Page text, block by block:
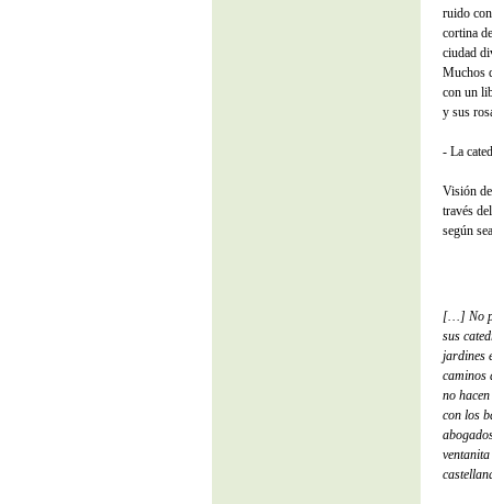
ruido
cortina
ciudad
Muchos
con un
y sus
- La
Visión
través
según
[…] No
sus
jardines
caminos
no
con los